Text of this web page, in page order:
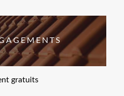
gratuits